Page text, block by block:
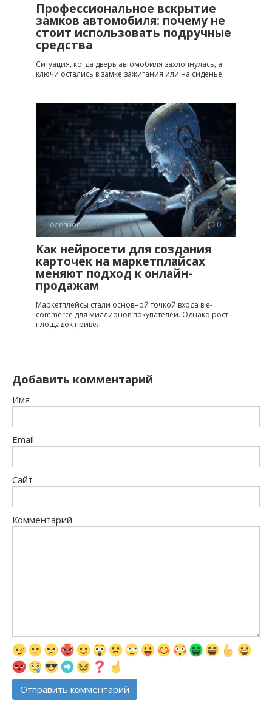
Профессиональное вскрытие
замков автомобиля: почему не
стоит использовать подручные
средства
Ситуация, когда дверь автомобиля захлопнулась, а
ключи остались в замке зажигания или на сиденье,
Полезное 0
Как нейросети для создания
карточек на маркетплайсах
меняют подход к онлайн-
продажам
Маркетплейсы стали основной точкой входа в e-
commerce для миллионов покупателей. Однако рост
площадок привёл
Добавить комментарий
Имя
Email
Сайт
Комментарий